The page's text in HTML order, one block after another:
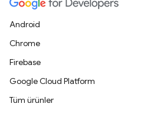
Android
Chrome
Firebase
Google Cloud Platform
Tüm ürünler